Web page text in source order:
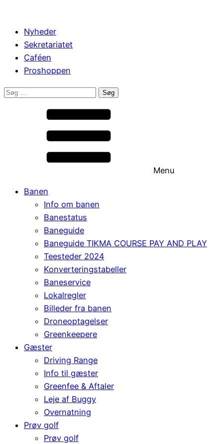
Nyheder
Sekretariatet
Caféen
Proshoppen
Søg
Menu
Banen
Info om banen
Banestatus
Baneguide
Baneguide TIKMA COURSE PAY AND PLAY
Teesteder 2024
Konverteringstabeller
Baneservice
Lokalregler
Billeder fra banen
Droneoptagelser
Greenkeepere
Gæster
Driving Range
Info til gæster
Greenfee & Aftaler
Leje af Buggy
Overnatning
Prøv golf
Prøv golf